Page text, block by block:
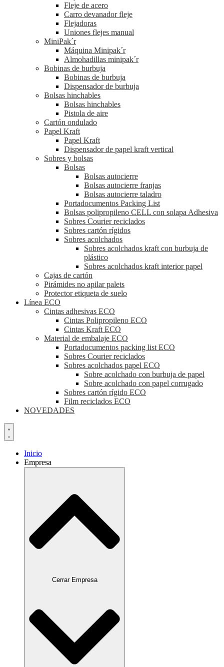
Fleje de acero
Carro devanador fleje
Flejadoras
Uniones flejes manual
MiniPak´r
Máquina Minipak´r
Almohadillas minipak´r
Bobinas de burbuja
Bobinas de burbuja
Dispensador de burbuja
Bolsas hinchables
Bolsas hinchables
Pistola de aire
Cartón ondulado
Papel Kraft
Papel Kraft
Dispensador de papel kraft vertical
Sobres y bolsas
Bolsas
Bolsas autocierre
Bolsas autocierre franjas
Bolsas autocierre taladro
Portadocumentos Packing List
Bolsas polipropileno CELL con solapa Adhesiva
Sobres Courier reciclados
Sobres cartón rígidos
Sobres acolchados
Sobres acolchados kraft con burbuja de
plástico
Sobres acolchados kraft interior papel
Cajas de cartón
Pirámides no apilar palets
Protector etiqueta de suelo
Línea ECO
Cintas adhesivas ECO
Cintas Polipropileno ECO
Cintas Kraft ECO
Material de embalaje ECO
Portadocumentos packing list ECO
Sobres Courier reciclados
Sobres acolchados papel ECO
Sobre acolchado con burbuja de papel
Sobre acolchado con papel corrugado
Sobres cartón rígido ECO
Film reciclados ECO
NOVEDADES
Inicio
Empresa
Cerrar Empresa